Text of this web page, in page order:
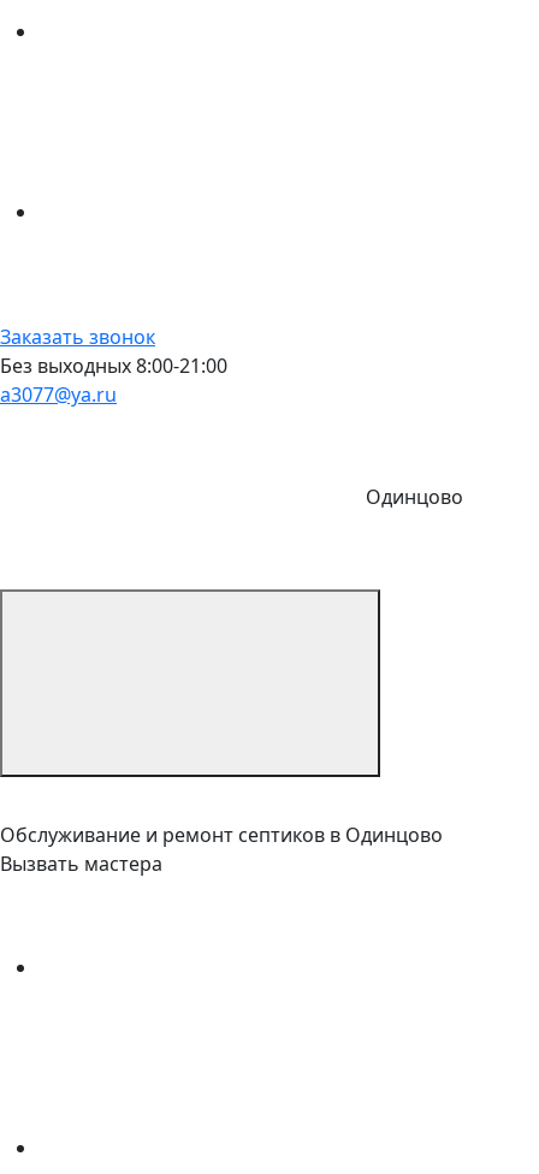
Заказать звонок
Без выходных 8:00-21:00
a3077@ya.ru
Одинцово
Обслуживание и ремонт септиков в Одинцово
Вызвать мастера